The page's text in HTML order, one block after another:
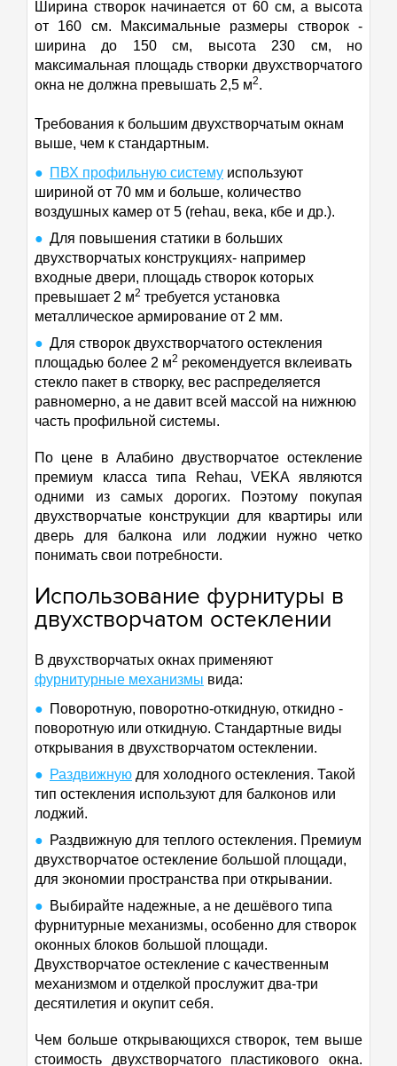
Ширина створок начинается от 60 см, а высота
от 160 см. Максимальные размеры створок -
ширина до 150 см, высота 230 см, но
максимальная площадь створки двухстворчатого
окна не должна превышать 2,5 м2.
Требования к большим двухстворчатым окнам
выше, чем к стандартным.
ПВХ профильную систему используют
шириной от 70 мм и больше, количество
воздушных камер от 5 (rehau, века, кбе и др.).
Для повышения статики в больших
двухстворчатых конструкциях- например
входные двери, площадь створок которых
превышает 2 м2 требуется установка
металлическое армирование от 2 мм.
Для створок двухстворчатого остекления
площадью более 2 м2 рекомендуется вклеивать
стекло пакет в створку, вес распределяется
равномерно, а не давит всей массой на нижнюю
часть профильной системы.
По цене в Алабино двустворчатое остекление
премиум класса типа Rehau, VEKA являются
одними из самых дорогих. Поэтому покупая
двухстворчатые конструкции для квартиры или
дверь для балкона или лоджии нужно четко
понимать свои потребности.
Использование фурнитуры в
двухстворчатом остеклении
В двухстворчатых окнах применяют
фурнитурные механизмы вида:
Поворотную, поворотно-откидную, откидно -
поворотную или откидную. Стандартные виды
открывания в двухстворчатом остеклении.
Раздвижную для холодного остекления. Такой
тип остекления используют для балконов или
лоджий.
Раздвижную для теплого остекления. Премиум
двухстворчатое остекление большой площади,
для экономии пространства при открывании.
Выбирайте надежные, а не дешёвого типа
фурнитурные механизмы, особенно для створок
оконных блоков большой площади.
Двухстворчатое остекление с качественным
механизмом и отделкой прослужит два-три
десятилетия и окупит себя.
Чем больше открывающихся створок, тем выше
стоимость двухстворчатого пластикового окна.